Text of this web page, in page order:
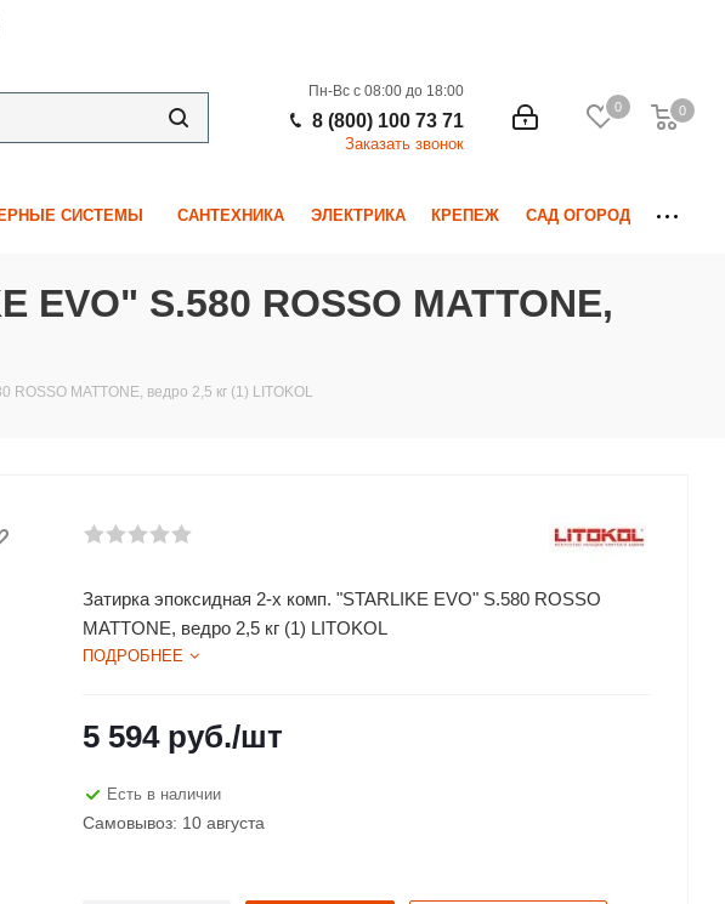
0 0
0
Пн-Вс с 08:00 до 18:00
8 (800) 100 73 71
Заказать звонок
СИСТЕМЫ САНТЕХНИКА ЭЛЕКТРИКА КРЕПЕЖ САД ОГОРОД
S.580 ROSSO MATTONE,
ROSSO MATTONE, ведро 2,5 кг (1) LITOKOL
Затирка эпоксидная 2-х комп. "STARLIKE EVO" S.580 ROSSO
MATTONE, ведро 2,5 кг (1) LITOKOL
ПОДРОБНЕЕ
5 594руб./шт
Есть в наличии
Самовывоз: 10 августа